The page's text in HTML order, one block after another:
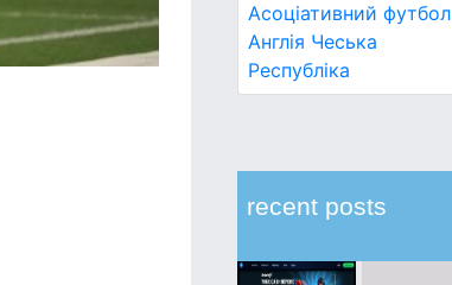
Асоціативний футбол
Англія Чеська
Республіка
recent posts